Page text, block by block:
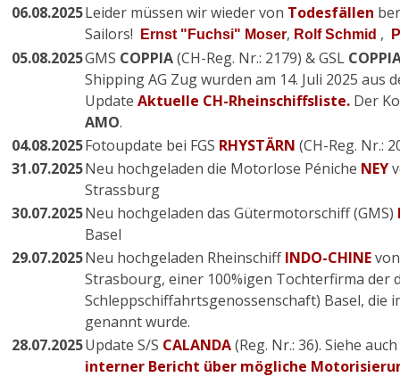
06.08.2025Leider müssen wir wieder von Todesfällen
Sailors!
Ernst "Fuchsi" Moser, Rolf Schmid ,
05.08.2025GMS COPPIA(CH-Reg. Nr.: 2179) & GSL
Shipping AG Zug wurden am 14. Juli 2025 aus
Update Aktuelle CH-Rheinschiffsliste. Der
AMO.
04.08.2025Fotoupdate bei FGS RHYSTÄRN (CH-Reg. Nr.:
31.07.2025Neu hochgeladen die Motorlose Péniche NEY
Strassburg
30.07.2025Neu hochgeladen das Gütermotorschiff (GMS)
Basel
29.07.2025Neu hochgeladen RheinschiffINDO-CHINE
Strasbourg, einer 100%igen Tochterfirma der
Schleppschiffahrtsgenossenschaft) Basel, die
genannt wurde.
28.07.2025Update S/S CALANDA(Reg. Nr.: 36). Siehe
interner Bericht über mögliche